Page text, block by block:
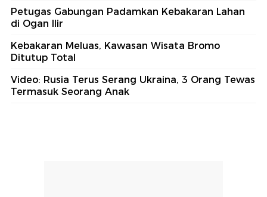
Petugas Gabungan Padamkan Kebakaran Lahan
di Ogan Ilir
Kebakaran Meluas, Kawasan Wisata Bromo
Ditutup Total
Video: Rusia Terus Serang Ukraina, 3 Orang Tewas
Termasuk Seorang Anak